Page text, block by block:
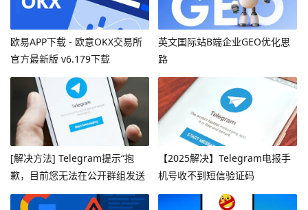
欧易APP下载 - 欧意OKX交易所
官方最新版 v6.179下载
英文国际站B端企业GEO优化思
路
[解决方法] Telegram提示“抱
歉，目前您无法在公开群组发送
消息”
【2025解决】Telegram电报手
机号收不到短信验证码